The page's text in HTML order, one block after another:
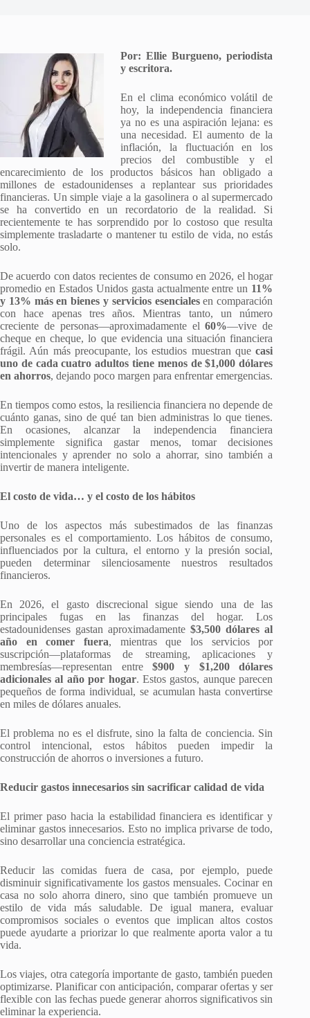
Por: Ellie Burgueno, periodista
y escritora.
En el clima económico volátil de
hoy, la independencia financiera
ya no es una aspiración lejana: es
una necesidad. El aumento de la
inflación, la fluctuación en los
precios del combustible y el
encarecimiento de los productos básicos han obligado a
millones de estadounidenses a replantear sus prioridades
financieras. Un simple viaje a la gasolinera o al supermercado
se ha convertido en un recordatorio de la realidad. Si
recientemente te has sorprendido por lo costoso que resulta
simplemente trasladarte o mantener tu estilo de vida, no estás
solo.
De acuerdo con datos recientes de consumo en 2026, el hogar
promedio en Estados Unidos gasta actualmente entre un 11%
y 13% más en bienes y servicios esencialesen comparación
con hace apenas tres años. Mientras tanto, un número
creciente de personas—aproximadamente el60%—vive de
cheque en cheque, lo que evidencia una situación financiera
frágil. Aún más preocupante, los estudios muestran quecasi
uno de cada cuatro adultos tiene menos de $1,000 dólares
en ahorros, dejando poco margen para enfrentar emergencias.
En tiempos como estos, la resiliencia financiera no depende de
cuánto ganas, sino de qué tan bien administras lo que tienes.
En ocasiones, alcanzar la independencia financiera
simplemente significa gastar menos, tomar decisiones
intencionales y aprender no solo a ahorrar, sino también a
invertir de manera inteligente.
El costo de vida… y el costo de los hábitos
Uno de los aspectos más subestimados de las finanzas
personales es el comportamiento. Los hábitos de consumo,
influenciados por la cultura, el entorno y la presión social,
pueden determinar silenciosamente nuestros resultados
financieros.
En 2026, el gasto discrecional sigue siendo una de las
principales fugas en las finanzas del hogar. Los
estadounidenses gastan aproximadamente$3,500 dólares al
año en comer fuera, mientras que los servicios por
suscripción—plataformas de streaming, aplicaciones y
membresías—representan entre$900 y $1,200 dólares
adicionales al año por hogar. Estos gastos, aunque parecen
pequeños de forma individual, se acumulan hasta convertirse
en miles de dólares anuales.
El problema no es el disfrute, sino la falta de conciencia. Sin
control intencional, estos hábitos pueden impedir la
construcción de ahorros o inversiones a futuro.
Reducir gastos innecesarios sin sacrificar calidad de vida
El primer paso hacia la estabilidad financiera es identificar y
eliminar gastos innecesarios. Esto no implica privarse de todo,
sino desarrollar una conciencia estratégica.
Reducir las comidas fuera de casa, por ejemplo, puede
disminuir significativamente los gastos mensuales. Cocinar en
casa no solo ahorra dinero, sino que también promueve un
estilo de vida más saludable. De igual manera, evaluar
compromisos sociales o eventos que implican altos costos
puede ayudarte a priorizar lo que realmente aporta valor a tu
vida.
Los viajes, otra categoría importante de gasto, también pueden
optimizarse. Planificar con anticipación, comparar ofertas y ser
flexible con las fechas puede generar ahorros significativos sin
eliminar la experiencia.